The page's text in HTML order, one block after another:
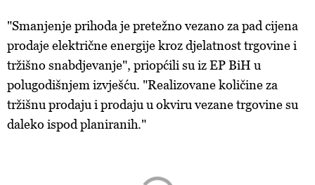
"Smanjenje prihoda je pretežno vezano za pad cijena
prodaje električne energije kroz djelatnost trgovine i
tržišno snabdjevanje", priopćili su iz EP BiH u
polugodišnjem izvješću. "Realizovane količine za
tržišnu prodaju i prodaju u okviru vezane trgovine su
daleko ispod planiranih."